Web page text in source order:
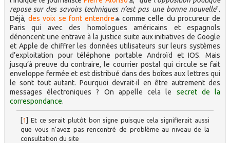
repose sur des savoirs techniques n’est pas une bonne nouvelle".
Déjà,des voix se font entendre
comme celle du procureur de
Paris qui avec des homologues américains et espagnols
dénoncent une entrave à la justice suite aux initiatives de Google
et Apple de chiffrer les données utilisateurs sur leurs systèmes
d’exploitation pour téléphone portable Androïd et IOS. Mais
jusqu’à preuve du contraire, le courrier postal qui circule se fait
enveloppe fermée et est distribué dans des boîtes aux lettres qui
le sont tout autant. Pourquoi devrait-il en être autrement des
messages électroniques ? On appelle cela le secret de la
correspondance.
1 ]Et ce serait plutôt bon signe puisque cela signifierait aussi
que vous n’avez pas rencontré de problème au niveau de la
consultation du site